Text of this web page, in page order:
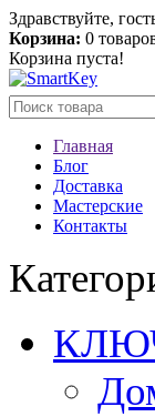
Здравствуйте,
Корзина: 0
Корзина пуста!
Главная
Блог
Доставка
Мастерские
Контакты